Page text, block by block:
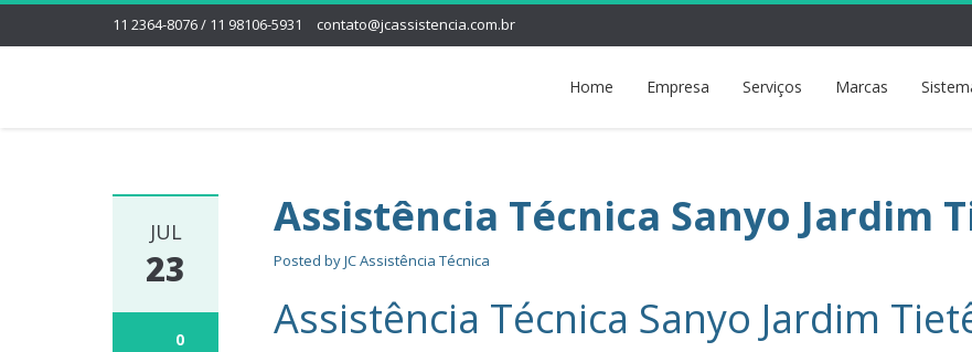
11 2364-8076 / 11 98106-5931 contato@jcassistencia.com.br
Home Empresa Serviços Marcas
JUL
23
0
Assistência Técnica Sanyo Jardim
Posted byJC Assistência Técnica
Assistência Técnica Sanyo Jardim